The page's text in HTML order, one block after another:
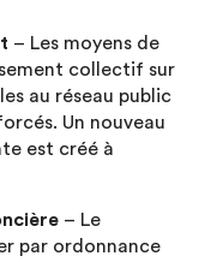
– Les moyens de
collectif sur
au réseau public
Un nouveau
est créé à
– Le
par ordonnance